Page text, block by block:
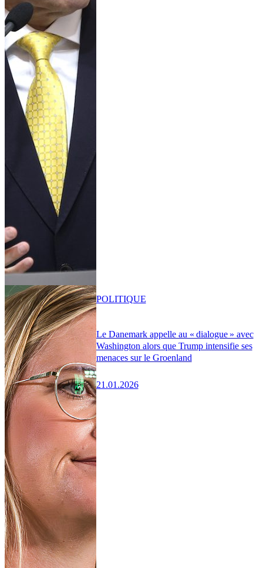
Le Danemark appelle au « dialogue » avec
Washington alors que Trump intensifie ses
menaces sur le Groenland
21.01.2026
POLITIQUE